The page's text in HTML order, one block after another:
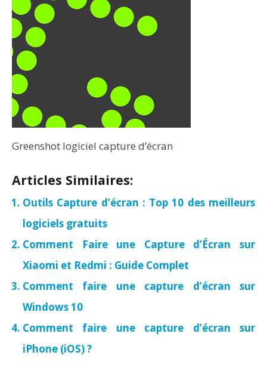
Greenshot logiciel capture d’écran
Articles Similaires:
Outils Capture d’écran : Top 10 des meilleurs
logiciels gratuits
Comment Faire une Capture d’Écran sur
Xiaomi et Redmi : Guide Complet
Comment faire une capture d’écran sur
Windows 10
Comment faire une capture d’écran sur
iPhone (iOS) ?